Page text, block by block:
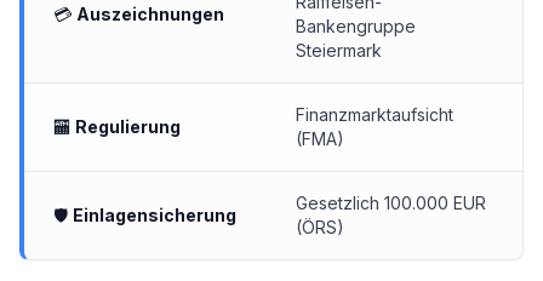
💳 Auszeichnungen
Bankengruppe
Steiermark
🏧 Regulierung
Finanzmarktaufsicht
(FMA)
🛡 Einlagensicherung
Gesetzlich 100.000 EUR
(ÖRS)